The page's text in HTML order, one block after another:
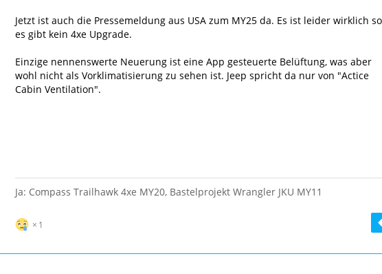
Jetzt ist auch die Pressemeldung aus USA zum MY25 da. Es ist leider wirklich
es gibt kein 4xe Upgrade.
Einzige nennenswerte Neuerung ist eine App gesteuerte Belüftung, was aber
wohl nicht als Vorklimatisierung zu sehen ist. Jeep spricht da nur von "Actice
Cabin Ventilation".
Ja: Compass Trailhawk 4xe MY20, Bastelprojekt Wrangler JKU MY11
1